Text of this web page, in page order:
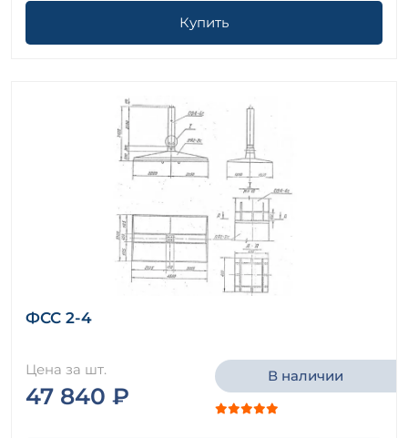
Купить
ФСС 2-4
Цена за шт.
47 840 ₽
В наличии